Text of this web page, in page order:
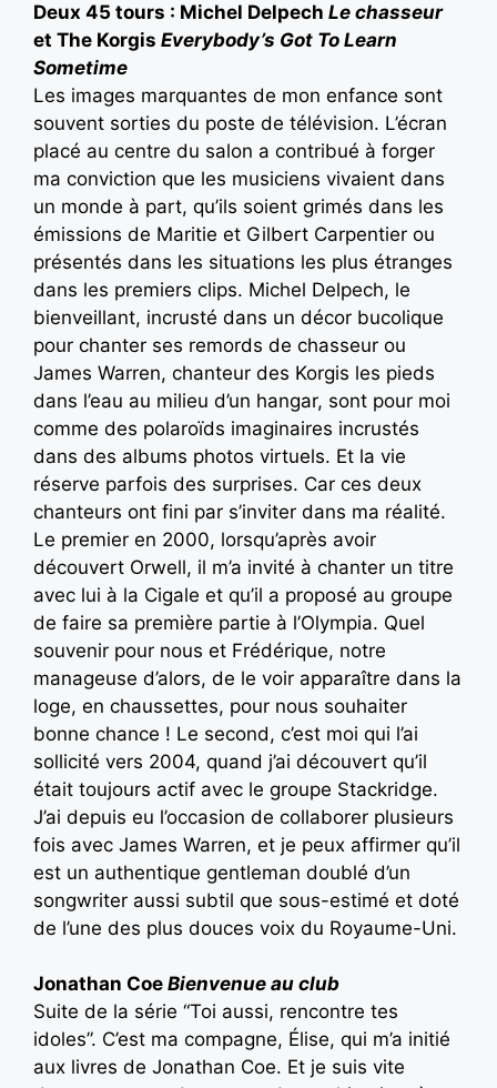
Deux 45 tours : Michel Delpech Le chasseur
et The Korgis Everybody’s Got To Learn
Sometime
Les images marquantes de mon enfance sont
souvent sorties du poste de télévision. L’écran
placé au centre du salon a contribué à forger
ma conviction que les musiciens vivaient dans
un monde à part, qu’ils soient grimés dans les
émissions de Maritie et Gilbert Carpentier ou
présentés dans les situations les plus étranges
dans les premiers clips. Michel Delpech, le
bienveillant, incrusté dans un décor bucolique
pour chanter ses remords de chasseur ou
James Warren, chanteur des Korgis les pieds
dans l’eau au milieu d’un hangar, sont pour moi
comme des polaroïds imaginaires incrustés
dans des albums photos virtuels. Et la vie
réserve parfois des surprises. Car ces deux
chanteurs ont fini par s’inviter dans ma réalité.
Le premier en 2000, lorsqu’après avoir
découvert Orwell, il m’a invité à chanter un titre
avec lui à la Cigale et qu’il a proposé au groupe
de faire sa première partie à l’Olympia. Quel
souvenir pour nous et Frédérique, notre
manageuse d’alors, de le voir apparaître dans la
loge, en chaussettes, pour nous souhaiter
bonne chance ! Le second, c’est moi qui l’ai
sollicité vers 2004, quand j’ai découvert qu’il
était toujours actif avec le groupe Stackridge.
J’ai depuis eu l’occasion de collaborer plusieurs
fois avec James Warren, et je peux affirmer qu’il
est un authentique gentleman doublé d’un
songwriter aussi subtil que sous-estimé et doté
de l’une des plus douces voix du Royaume-Uni.
Jonathan Coe Bienvenue au club
Suite de la série “Toi aussi, rencontre tes
idoles”. C’est ma compagne, Élise, qui m’a initié
aux livres de Jonathan Coe. Et je suis vite